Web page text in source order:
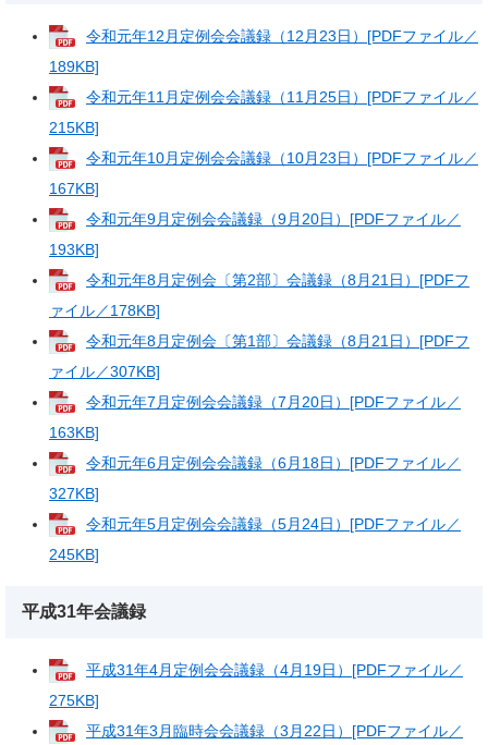
令和元年12月定例会会議録（12月23日）[PDFファイル／
189KB]
令和元年11月定例会会議録（11月25日）[PDFファイル／
215KB]
令和元年10月定例会会議録（10月23日）[PDFファイル／
167KB]
令和元年9月定例会会議録（9月20日）[PDFファイル／
193KB]
令和元年8月定例会〔第2部〕会議録（8月21日）[PDFフ
ァイル／178KB]
令和元年8月定例会〔第1部〕会議録（8月21日）[PDFフ
ァイル／307KB]
令和元年7月定例会会議録（7月20日）[PDFファイル／
163KB]
令和元年6月定例会会議録（6月18日）[PDFファイル／
327KB]
令和元年5月定例会会議録（5月24日）[PDFファイル／
245KB]
平成31年会議録
平成31年4月定例会会議録（4月19日）[PDFファイル／
275KB]
平成31年3月臨時会会議録（3月22日）[PDFファイル／